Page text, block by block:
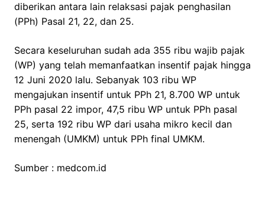
diberikan antara lain relaksasi pajak penghasilan
(PPh) Pasal 21, 22, dan 25.
Secara keseluruhan sudah ada 355 ribu wajib pajak
(WP) yang telah memanfaatkan insentif pajak hingga
12 Juni 2020 lalu. Sebanyak 103 ribu WP
mengajukan insentif untuk PPh 21, 8.700 WP untuk
PPh pasal 22 impor, 47,5 ribu WP untuk PPh pasal
25, serta 192 ribu WP dari usaha mikro kecil dan
menengah (UMKM) untuk PPh final UMKM.
Sumber : medcom.id